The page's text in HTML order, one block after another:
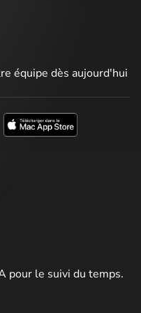
équipe dès aujourd'hui
pour le suivi du temps.